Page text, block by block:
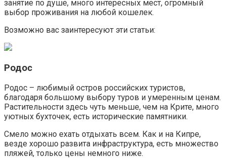
занятие по душе, много интересных мест, огромный
выбор проживания на любой кошелек.
Возможно вас заинтересуют эти статьи:
Родос
Родос – любимый остров российских туристов,
благодаря большому выбору туров и умеренным ценам.
Растительности здесь чуть меньше, чем на Крите, много
уютных бухточек, есть исторические памятники.
Смело можно ехать отдыхать всем. Как и на Кипре,
везде хорошо развита инфраструктура, есть множество
пляжей, только цены немного ниже.